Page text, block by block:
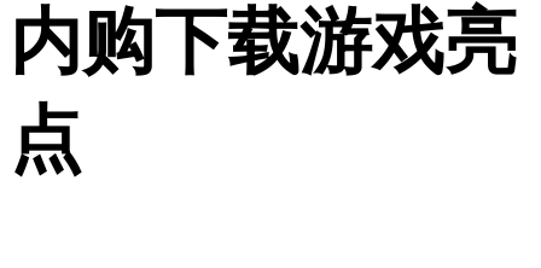
内购下载游戏亮
点